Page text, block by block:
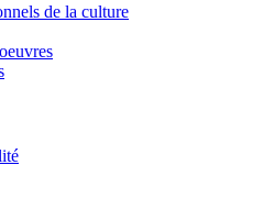
de la culture